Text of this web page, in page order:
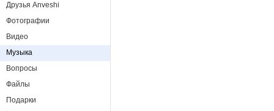
Друзья Anveshi
Фотографии
Видео
Музыка
Вопросы
Файлы
Подарки